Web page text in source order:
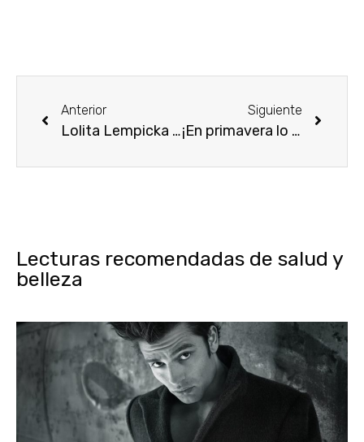
Anterior
Lolita Lempicka para ella y para él
Siguiente
¡En primavera lo nuevo de D&G! The One Desire
Lecturas recomendadas de salud y
belleza